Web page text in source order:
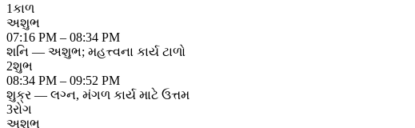
1કાળ
અશુભ
07:16 PM – 08:34 PM
શનિ — અશુભ; મહત્ત્વના કાર્ય ટાળો
2શુભ
08:34 PM – 09:52 PM
શુક્ર — લગ્ન, મંગળ કાર્ય માટે ઉત્તમ
3રોગ
અશુભ